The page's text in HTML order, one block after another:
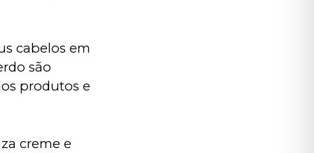
cabelos em
são
produtos e
creme e